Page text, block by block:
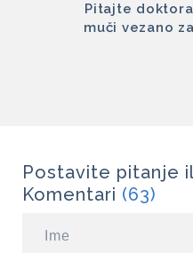
Pitajte doktora
muči vezano
Postavite pitanje
Komentari (63)